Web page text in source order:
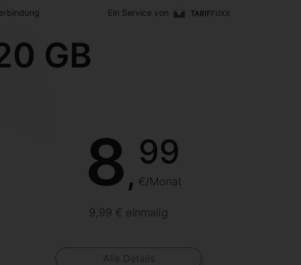
Ein Service von
GB
8,
99
€/Monat
9,99 € einmalig
Alle Details